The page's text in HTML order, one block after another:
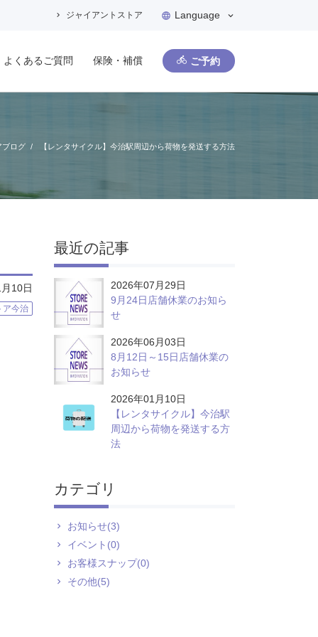
ジャイアントストア Language
よくあるご質問 保険・補償 ご予約
ブログ 【レンタサイクル】今治駅周辺から荷物を発送する方法
10日
ア今治
最近の記事
2026年07月29日
9月24日店舗休業のお知ら
せ
2026年06月03日
8月12日～15日店舗休業の
お知らせ
2026年01月10日
【レンタサイクル】今治駅
周辺から荷物を発送する方
法
カテゴリ
お知らせ(3)
イベント(0)
お客様スナップ(0)
その他(5)